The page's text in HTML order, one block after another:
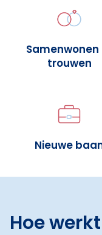
Samenwonen
trouwen
Nieuwe
Hoe